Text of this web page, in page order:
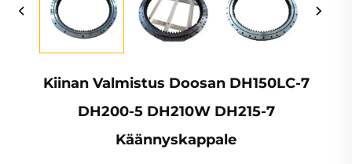
Kiinan Valmistus Doosan DH150LC-7
DH200-5 DH210W DH215-7
Käännyskappale